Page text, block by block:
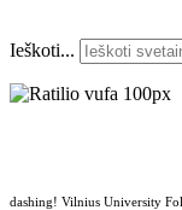
Ieškoti...
dashing! Vilnius University